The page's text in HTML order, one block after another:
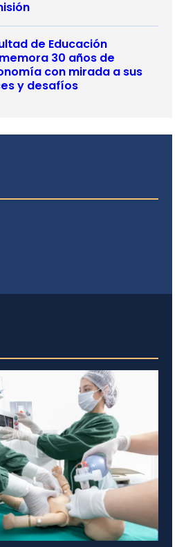
de Educación
30 años de
con mirada a sus
y desafíos